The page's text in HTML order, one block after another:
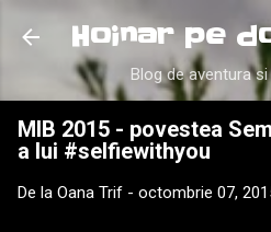
Treceți la
Hoinar pe
Blog de aventura
MIB 2015 - povestea
a lui #selfiewithyou
De la Oana Trif - octombrie 07,